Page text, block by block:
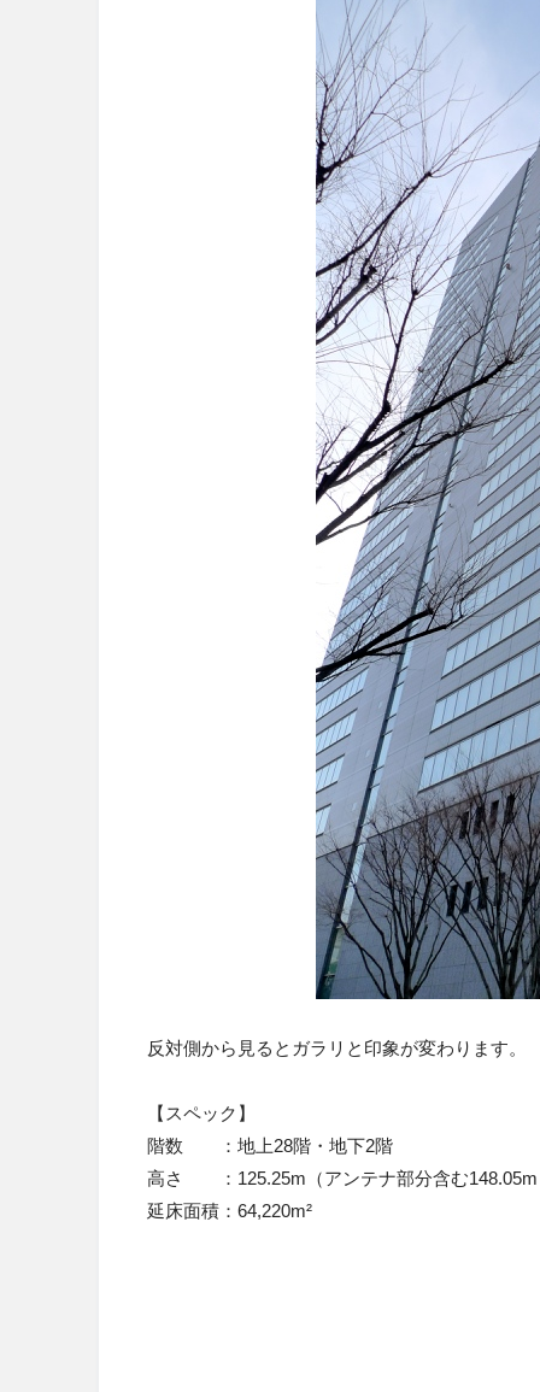
反対側から見るとガラリと印象が変わります。
【スペック】
階数 ：地上28階・地下2階
高さ ：125.25m（アンテナ部分含む148.05m
延床面積：64,220m²